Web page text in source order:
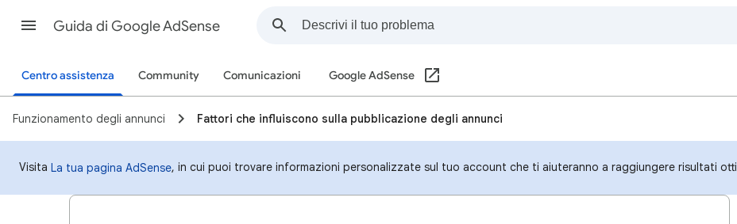
Guida di Google AdSense
Centro assistenza Community Comunicazioni Google AdSense
Funzionamento degli annunci Fattori che influiscono sulla pubblicazione degli annunci
Visita La tua pagina AdSense, in cui puoi trovare informazioni personalizzate sul tuo account che ti aiuteranno a raggiungere risultati